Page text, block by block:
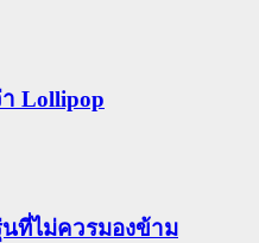
Lollipop
นที่ไม่ควรมองข้าม